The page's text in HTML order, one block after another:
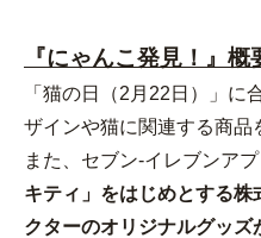
『にゃんこ発見！』概
「猫の日（2月22日）」に
ザインや猫に関連する商品
また、セブン‐イレブンア
キティ」をはじめとする株
クターのオリジナルグッズ